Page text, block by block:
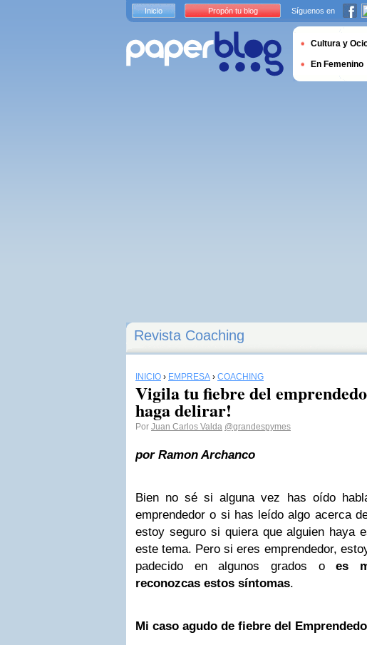
Revista Coaching
INICIO › EMPRESA › COACHING
Vigila tu fiebre del
haga delirar!
Por Juan Carlos Valda @grandespymes
por Ramon Archanco
Bien no sé si alguna vez has oído
emprendedor o si has leído algo acerca
estoy seguro si quiera que alguien haya
este tema. Pero si eres emprendedor,
padecido en algunos grados oes
reconozcas estos síntomas.
Mi caso agudo de fiebre del
Inicio Propón tu blog Síguenos en
Cultura y
En Femenino